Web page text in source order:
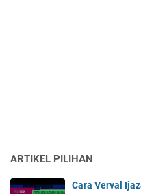
ARTIKEL PILIHAN
Cara Verval